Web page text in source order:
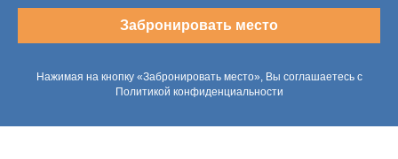
Забронировать место
Нажимая на кнопку «Забронировать место», Вы соглашаетесь с
Политикой конфиденциальности